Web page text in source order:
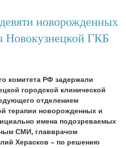
новорожденных
Новокузнецкой ГКБ
комитета РФ задержали
городской клинической
отделением
терапии новорожденных и
имена подозреваемых
СМИ, главврачом
Херасков – по решению